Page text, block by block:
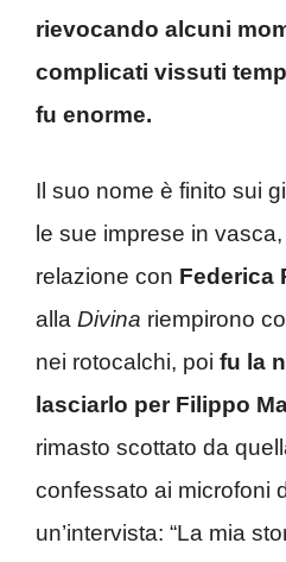
rievocando alcuni
complicati vissuti
fu enorme.
Il suo nome è finito sui
le sue imprese in
relazione con Federica
alla Divina riempirono
nei rotocalchi, poi fu la
lasciarlo per Filippo
rimasto scottato da
confessato ai microfoni
un’intervista: “La mia